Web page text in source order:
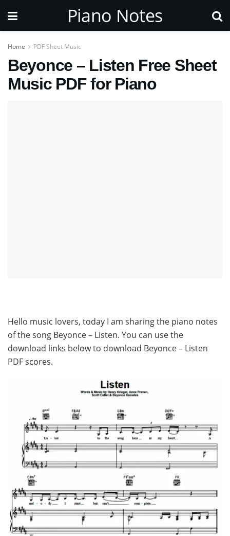
Piano Notes
Home PDF Sheet Music
Beyonce – Listen Free Sheet
Music PDF for Piano
Hello music lovers, today I am sharing the piano notes
of the song Beyonce – Listen. You can use the
download links below to download Beyonce – Listen
PDF scores.